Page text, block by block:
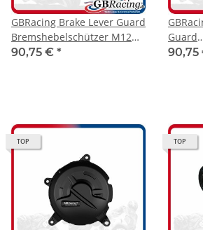
GBRacing Brake Lever Guard
Bremshebelschützer M12
mit 15mm Spacer
90,75 € *
Guard
90,75
TOP TOP